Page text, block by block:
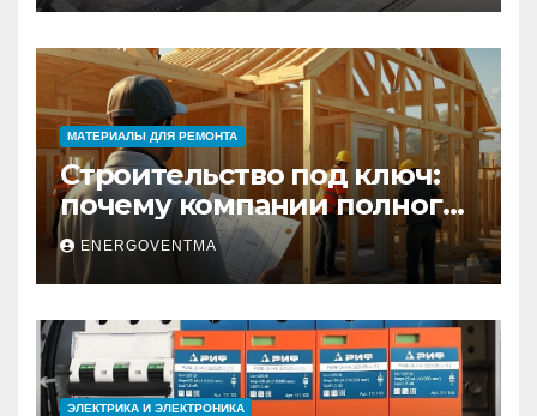
МАТЕРИАЛЫ ДЛЯ РЕМОНТА
Строительство под ключ:
почему компании полного
цикла меняют рынок
недвижимости
ENERGOVENTMA
ЭЛЕКТРИКА И ЭЛЕКТРОНИКА